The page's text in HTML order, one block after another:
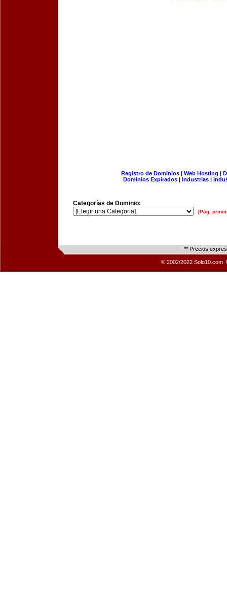
Registro de Dominios| Web Hosting |
Dominios Expirados | Industrias |
Categorías de Dominio:
[Pág.
** Precios
© 2002/2022 Solo10.com